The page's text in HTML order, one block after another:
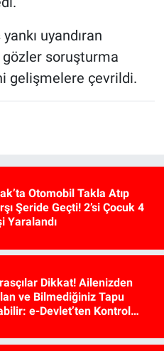
uyandıran
gözler soruşturma
gelişmelere çevrildi.
Otomobil Takla Atıp
Şeride Geçti! 2’si Çocuk 4
Yaralandı
Dikkat! Ailenizden
ve Bilmediğiniz Tapu
e-Devlet’ten Kontrol